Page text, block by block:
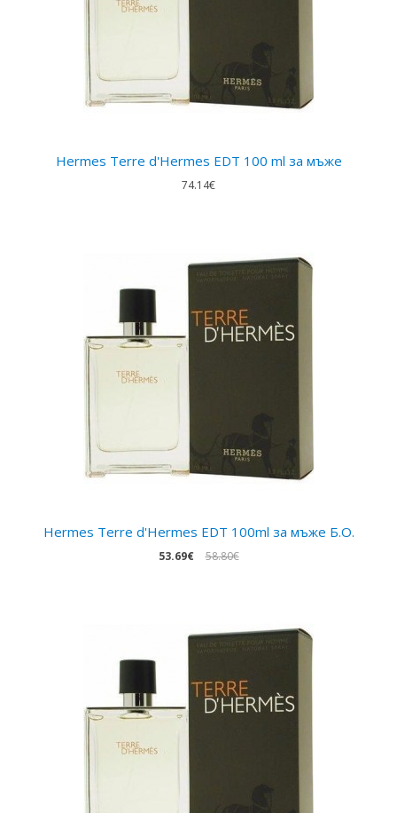
Hermes Terre d'Hermes EDT 100 ml за мъжe
74.14€
Hermes Terre d'Hermes EDT 100ml за мъжe Б.О.
53.69€ 58.80€